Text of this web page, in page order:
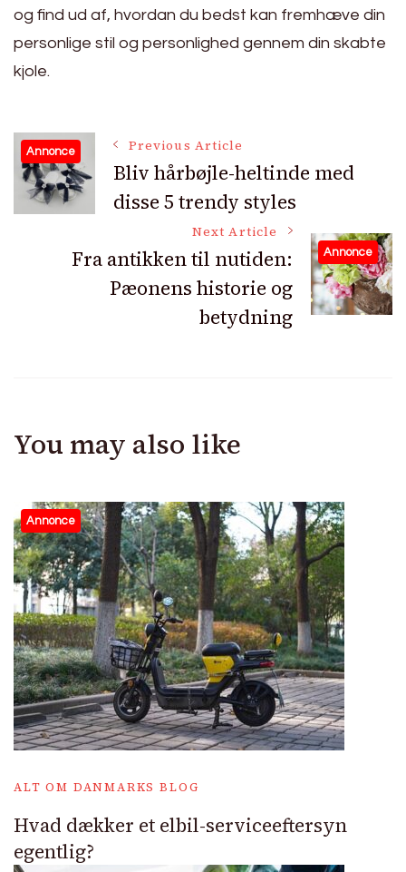
og find ud af, hvordan du bedst kan fremhæve din
personlige stil og personlighed gennem din skabte
kjole.
Post
Navigation
Annonce Previous Article
Bliv hårbøjle-heltinde med
disse 5 trendy styles
Annonce
Next Article
Fra antikken til nutiden:
Pæonens historie og
betydning
You may also like
Annonce
ALT OM DANMARKS BLOG
Hvad dækker et elbil-serviceeftersyn
egentlig?